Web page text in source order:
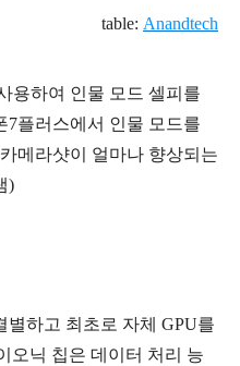
table: Anandtech
용하여 인물 모드 셀피를
7플러스에서 인물 모드를
메라샷이 얼마나 향상되는
)
하고 최초로 자체 GPU를
오닉 칩은 데이터 처리 능